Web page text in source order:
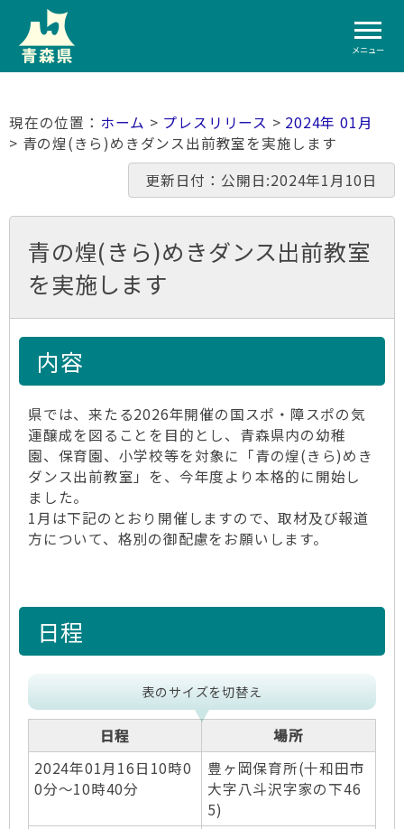
メニュー
ホーム > プレスリリース > 2024年 01月
> 青の煌(きら)めきダンス出前教室を実施します
更新日付：公開日:2024年1月10日
青の煌(きら)めきダンス出前教室
を実施します
内容
県では、来たる2026年開催の国スポ・障スポの気
運醸成を図ることを目的とし、青森県内の幼稚
園、保育園、小学校等を対象に「青の煌(きら)めき
ダンス出前教室」を、今年度より本格的に開始し
ました。
1月は下記のとおり開催しますので、取材及び報道
方について、格別の御配慮をお願いします。
日程
表のサイズを切替え
日程
場所
2024年01月16日10時0
0分～10時40分
豊ヶ岡保育所(十和田市
大字八斗沢字家の下46
5)